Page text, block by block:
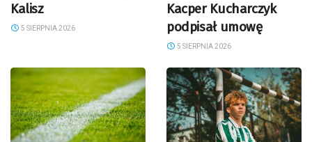
Kalisz
5 SIERPNIA 2026
Kacper Kucharczyk
podpisał umowę
5 SIERPNIA 2026